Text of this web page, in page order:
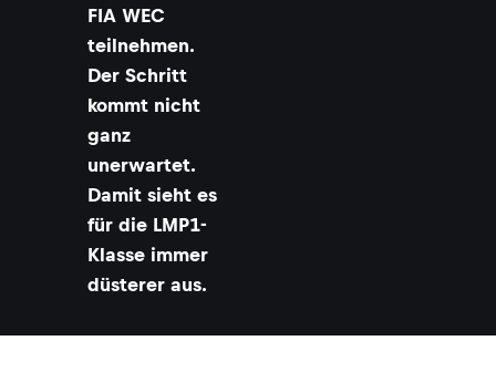
FIA WEC
teilnehmen.
Der Schritt
kommt nicht
ganz
unerwartet.
Damit sieht es
für die LMP1-
Klasse immer
düsterer aus.